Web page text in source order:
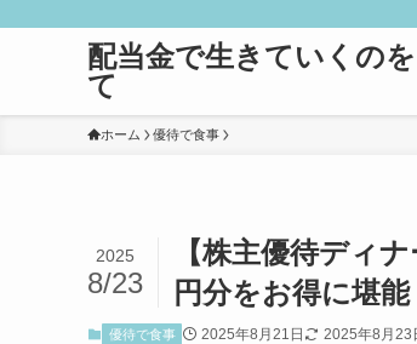
配当金で生きていくの
て
ホーム 優待で食事
【株主優待ディ
円分をお得に堪
2025
8/23
優待で食事 2025年8月21日 2025年8月23